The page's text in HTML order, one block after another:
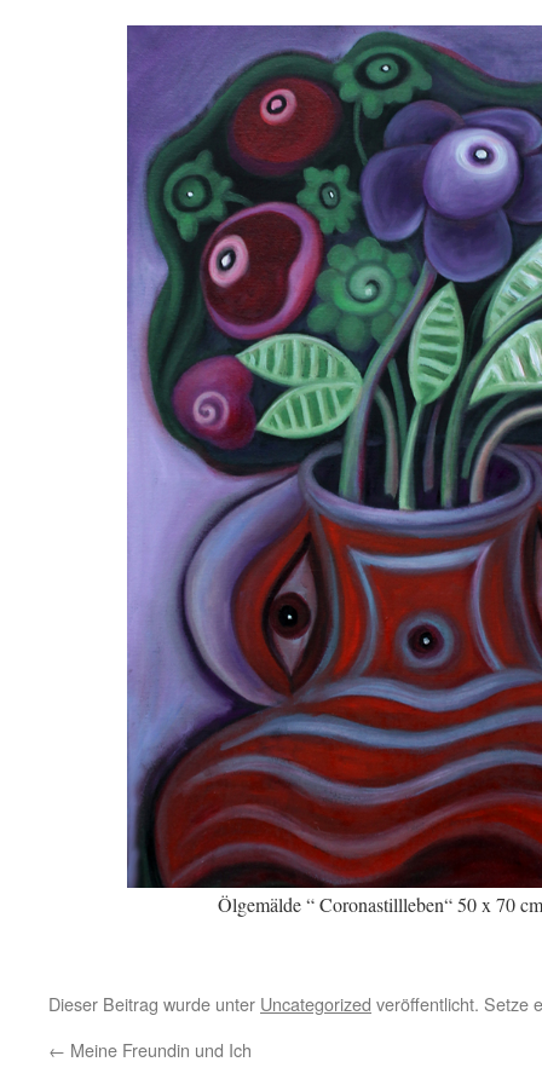
Ölgemälde “ Coronastillleben“ 50 x 70
Dieser Beitrag wurde unter Uncategorized veröffentlicht. Setze
← Meine Freundin und Ich